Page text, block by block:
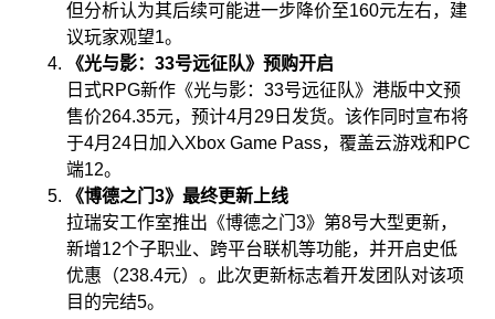
但分析认为其后续可能进一步降价至160元左右，建
议玩家观望1。
《光与影：33号远征队》预购开启
日式RPG新作《光与影：33号远征队》港版中文预
售价264.35元，预计4月29日发货。该作同时宣布将
于4月24日加入Xbox Game Pass，覆盖云游戏和PC
端12。
《博德之门3》最终更新上线
拉瑞安工作室推出《博德之门3》第8号大型更新，
新增12个子职业、跨平台联机等功能，并开启史低
优惠（238.4元）。此次更新标志着开发团队对该项
目的完结5。